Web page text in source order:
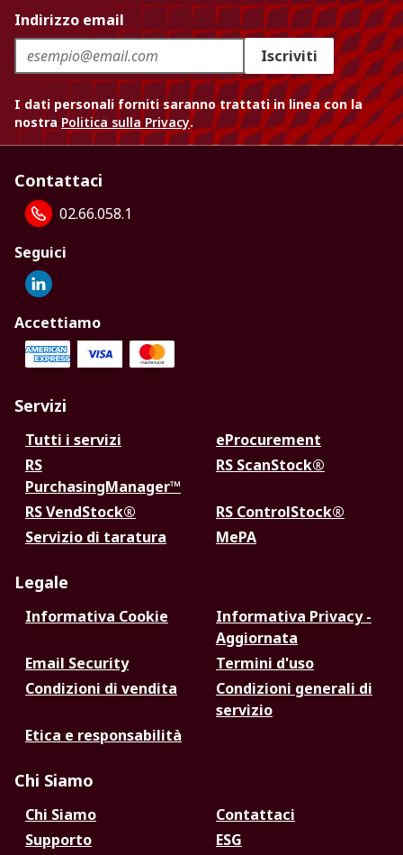
Indirizzo email
Iscriviti
I dati personali forniti saranno trattati in linea con la
nostra Politica sulla Privacy.
Contattaci
02.66.058.1
Seguici
Accettiamo
Servizi
Tutti i servizi
eProcurement
RS
PurchasingManager™
RS ScanStock®
RS VendStock®
RS ControlStock®
Servizio di taratura
MePA
Legale
Informativa Cookie
Informativa Privacy -
Aggiornata
Email Security
Termini d'uso
Condizioni di vendita
Condizioni generali di
servizio
Etica e responsabilità
Chi Siamo
Chi Siamo
Contattaci
Supporto
ESG